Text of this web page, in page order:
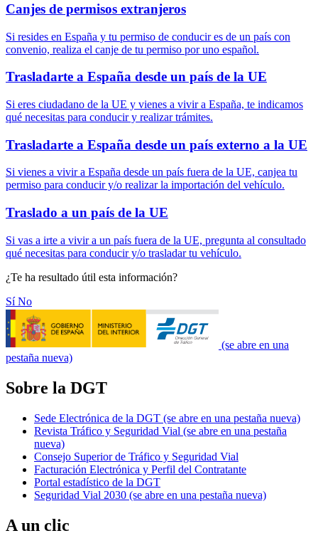
Canjes de permisos extranjeros
Si resides en España y tu permiso de conducir es de un país con
convenio, realiza el canje de tu permiso por uno español.
Trasladarte a España desde un país de la UE
Si eres ciudadano de la UE y vienes a vivir a España, te indicamos
qué necesitas para conducir y realizar trámites.
Trasladarte a España desde un país externo a la UE
Si vienes a vivir a España desde un país fuera de la UE, canjea tu
permiso para conducir y/o realizar la importación del vehículo.
Traslado a un país de la UE
Si vas a irte a vivir a un país fuera de la UE, pregunta al consultado
qué necesitas para conducir y/o trasladar tu vehículo.
¿Te ha resultado útil esta información?
SíNo
(se abre en una
pestaña nueva)
Sobre la DGT
Sede Electrónica de la DGT (se abre en una pestaña nueva)
Revista Tráfico y Seguridad Vial (se abre en una pestaña
nueva)
Consejo Superior de Tráfico y Seguridad Vial
Facturación Electrónica y Perfil del Contratante
Portal estadístico de la DGT
Seguridad Vial 2030 (se abre en una pestaña nueva)
A un clic